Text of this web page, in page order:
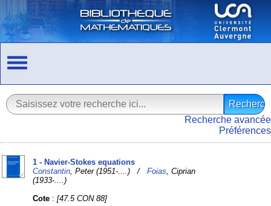
Recherche avancée
Préférences
1 - Navier-Stokes equations
Constantin , Peter (1951-....) /Foias , Ciprian
(1933-....)
Cote :[47.5 CON 88]